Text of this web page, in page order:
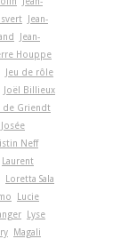
Jean-
Jean-
Houppe
Jeu de rôle
Joël Billieux
de Griendt
Josée
Neff
Laurent
Loretta Sala
Lucie
Lyse
Magali